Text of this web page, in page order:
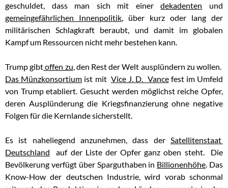
geschuldet, dass man sich mit einerdekadenten und
gemeingefährlichen Innenpolitik, über kurz oder lang der
militärischen Schlagkraft beraubt, und damit im globalen
Kampf um Ressourcen nicht mehr bestehen kann.
Trump gibtoffen zu, den Rest der Welt ausplündern zu wollen.
Das Münzkonsortium ist mit Vice J. D. Vancefest im Umfeld
von Trump etabliert. Gesucht werden möglichst reiche Opfer,
deren Ausplünderung die Kriegsfinanzierung ohne negative
Folgen für die Kernlande sicherstellt.
Es ist naheliegend anzunehmen, dass der Satellitenstaat
Deutschland auf der Liste der Opfer ganz oben steht. Die
Bevölkerung verfügt über Sparguthaben in Billionenhöhe. Das
Know-How der deutschen Industrie, wird vorab schonmal